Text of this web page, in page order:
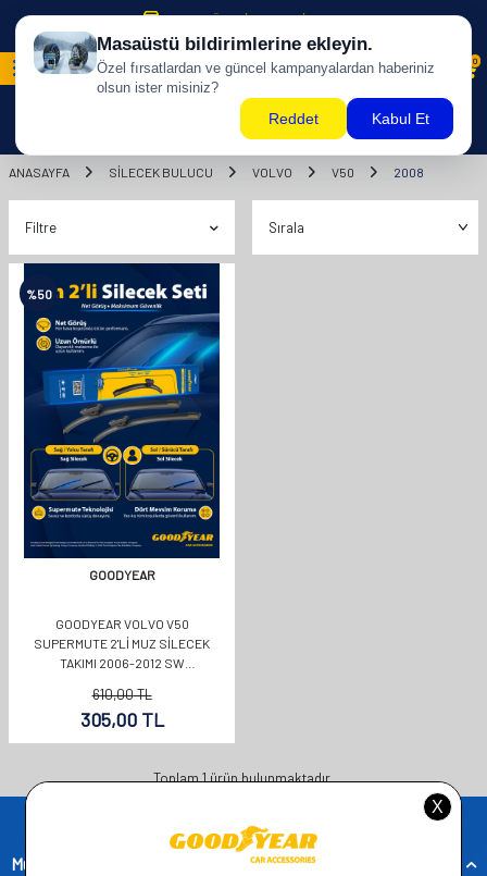
500 TL ÜZERİ KARGO BİZDEN !
0
ANASAYFA SILECEK BULUCU VOLVO V50 2008
Filtre
%50
GOODYEAR
GOODYEAR VOLVO V50
SUPERMUTE 2'LI MUZ SILECEK
TAKIMI 2006-2012 SW
610,00TL
305,00TL
Toplam1ürün bulunmaktadır.
Müşteri Hizmetleri